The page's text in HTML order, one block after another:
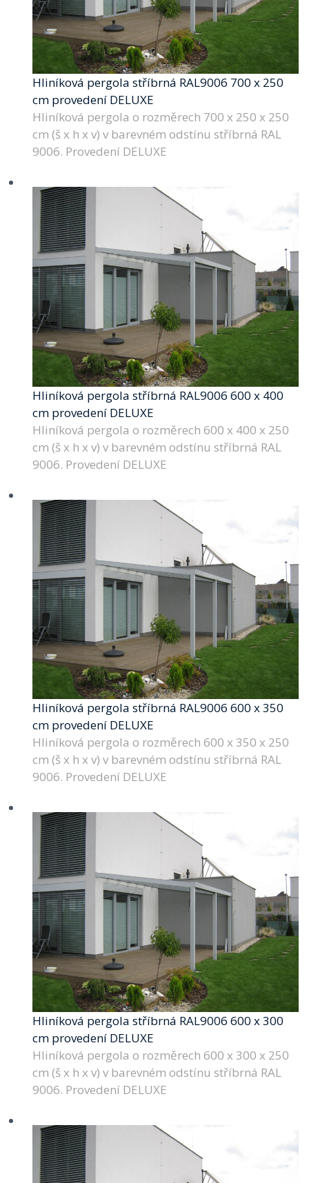
Hliníková pergola stříbrná RAL9006 700 x 250
cm provedení DELUXE
Hliníková pergola o rozměrech 700 x 250 x 250
cm (š x h x v) v barevném odstínu stříbrná RAL
9006. Provedení DELUXE
Hliníková pergola stříbrná RAL9006 600 x 400
cm provedení DELUXE
Hliníková pergola o rozměrech 600 x 400 x 250
cm (š x h x v) v barevném odstínu stříbrná RAL
9006. Provedení DELUXE
Hliníková pergola stříbrná RAL9006 600 x 350
cm provedení DELUXE
Hliníková pergola o rozměrech 600 x 350 x 250
cm (š x h x v) v barevném odstínu stříbrná RAL
9006. Provedení DELUXE
Hliníková pergola stříbrná RAL9006 600 x 300
cm provedení DELUXE
Hliníková pergola o rozměrech 600 x 300 x 250
cm (š x h x v) v barevném odstínu stříbrná RAL
9006. Provedení DELUXE